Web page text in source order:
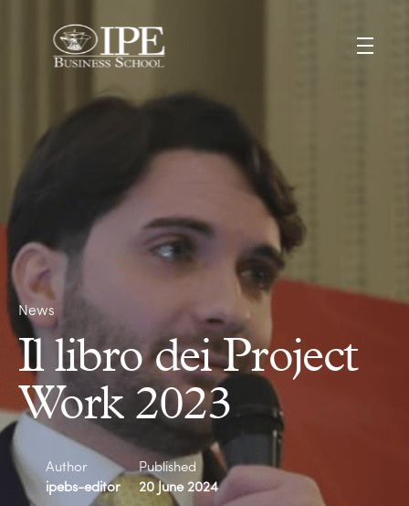
News
Il libro dei Project
Work 2023
Author
ipebs-editor
Published
20 June 2024